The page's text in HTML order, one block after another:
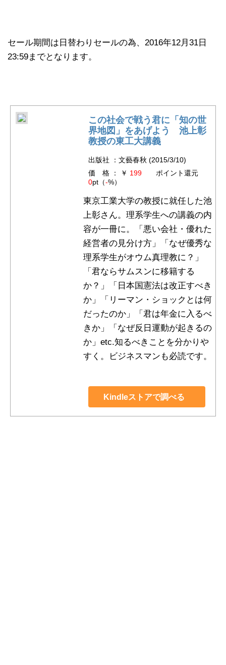
セール期間は日替わりセールの為、2016年12月31日
23:59までとなります。
この社会で戦う君に「知の世
界地図」をあげよう 池上彰
教授の東工大講義
出版社 ：文藝春秋 (2015/3/10)
価 格 ： ￥ 199ポイント還元
0pt（-%）
東京工業大学の教授に就任した池
上彰さん。理系学生への講義の内
容が一冊に。「悪い会社・優れた
経営者の見分け方」「なぜ優秀な
理系学生がオウム真理教に？」
「君ならサムスンに移籍する
か？」「日本国憲法は改正すべき
か」「リーマン・ショックとは何
だったのか」「君は年金に入るべ
きか」「なぜ反日運動が起きるの
か」etc.知るべきことを分かりや
すく。ビジネスマンも必読です。
Kindleストアで調べる